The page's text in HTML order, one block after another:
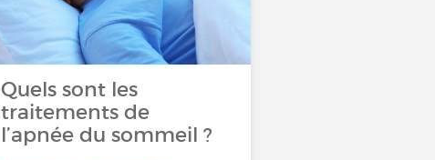
Quels sont les
traitements de
l’apnée du sommeil ?